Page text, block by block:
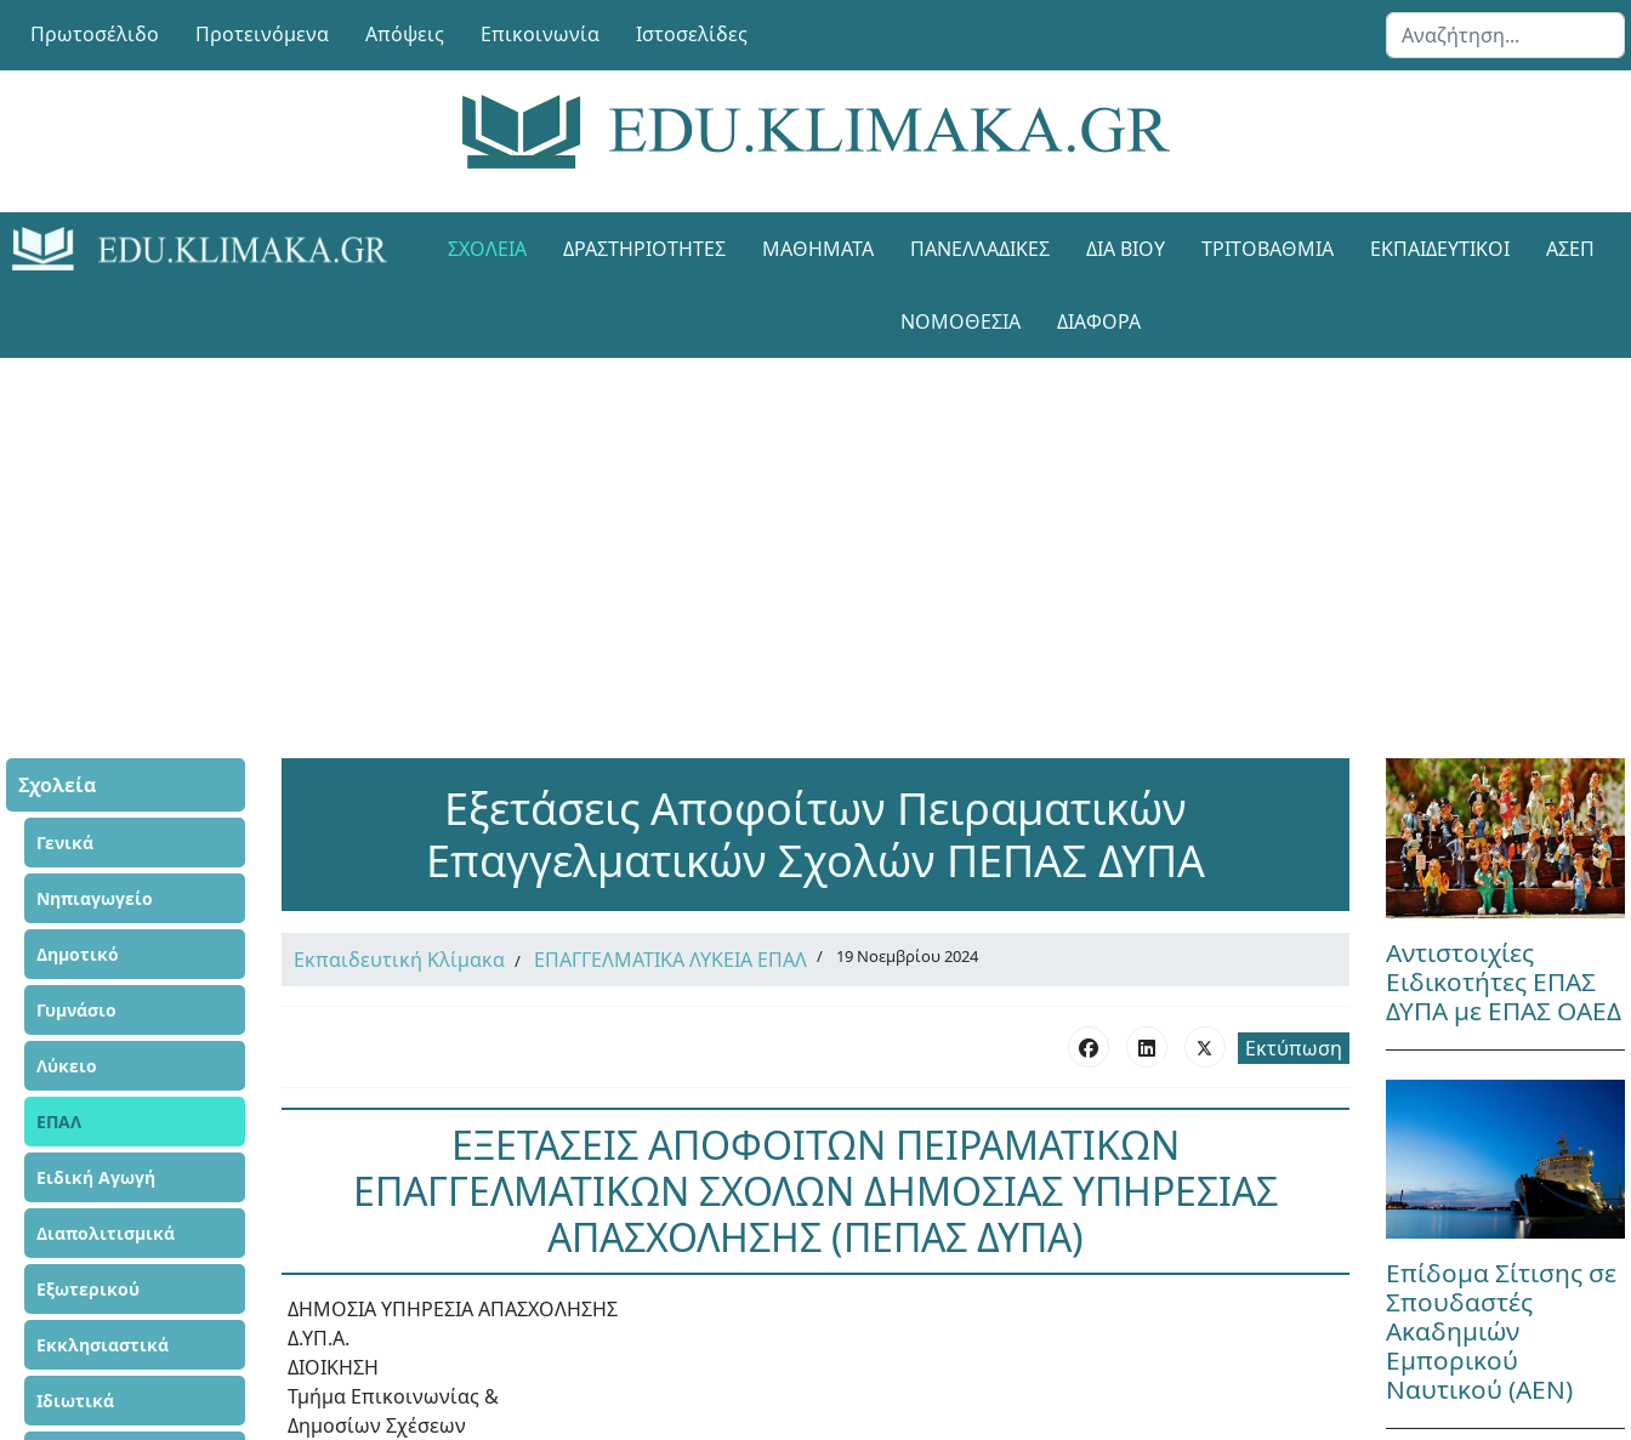
Πρωτοσέλιδο Προτεινόμενα Απόψεις Επικοινωνία Ιστοσελίδες Αναζήτηση...
ΣΧΟΛΕΊΑ ΔΡΑΣΤΗΡΙΌΤΗΤΕΣ ΜΑΘΉΜΑΤΑ ΠΑΝΕΛΛΑΔΙΚΈΣ ΔΙΑ ΒΊΟΥ ΤΡΙΤΟΒΆΘΜΙΑ ΕΚΠΑΙΔΕΥΤΙΚΟΊ ΑΣΕΠ
ΝΟΜΟΘΕΣΊΑ ΔΙΑΦΟΡΑ
Σχολεία
Γενικά
Νηπιαγωγείο
Δημοτικό
Γυμνάσιο
Λύκειο
ΕΠΑΛ
Ειδική Αγωγή
Διαπολιτισμικά
Εξωτερικού
Εκκλησιαστικά
Ιδιωτικά
Εξετάσεις Αποφοίτων Πειραματικών
Επαγγελματικών Σχολών ΠΕΠΑΣ ΔΥΠΑ
Εκπαιδευτική Κλίμακα ΕΠΑΓΓΕΛΜΑΤΙΚΑ ΛΥΚΕΙΑ ΕΠΑΛ 19 Νοεμβρίου 2024
Εκτύπωση
ΕΞΕΤΑΣΕΙΣ ΑΠΟΦΟΙΤΩΝ ΠΕΙΡΑΜΑΤΙΚΩΝ
ΕΠΑΓΓΕΛΜΑΤΙΚΩΝ ΣΧΟΛΩΝ ΔΗΜΟΣΙΑΣ ΥΠΗΡΕΣΙΑΣ
ΑΠΑΣΧΟΛΗΣΗΣ (ΠΕΠΑΣ ΔΥΠΑ)
ΔΗΜΟΣΙΑ ΥΠΗΡΕΣΙΑ ΑΠΑΣΧΟΛΗΣΗΣ
Δ.ΥΠ.Α.
ΔΙΟΙΚΗΣΗ
Τμήμα Επικοινωνίας &
Δημοσίων Σχέσεων
Αντιστοιχίες
Ειδικοτήτες ΕΠΑΣ
ΔΥΠΑ με ΕΠΑΣ ΟΑΕΔ
Επίδομα Σίτισης σε
Σπουδαστές
Ακαδημιών
Εμπορικού
Ναυτικού (ΑΕΝ)